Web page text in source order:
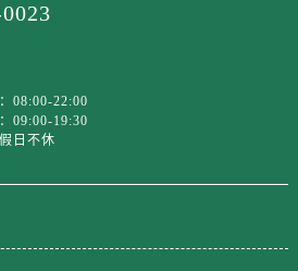
08:00-22:00
09:00-19:30
日不休